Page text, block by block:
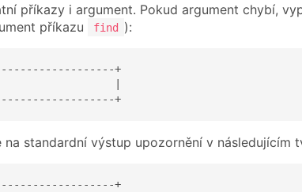
příkazy i argument. Pokud argument chybí,
příkazu
find ):
+
|
+
standardní výstup upozornění v následujícím
+